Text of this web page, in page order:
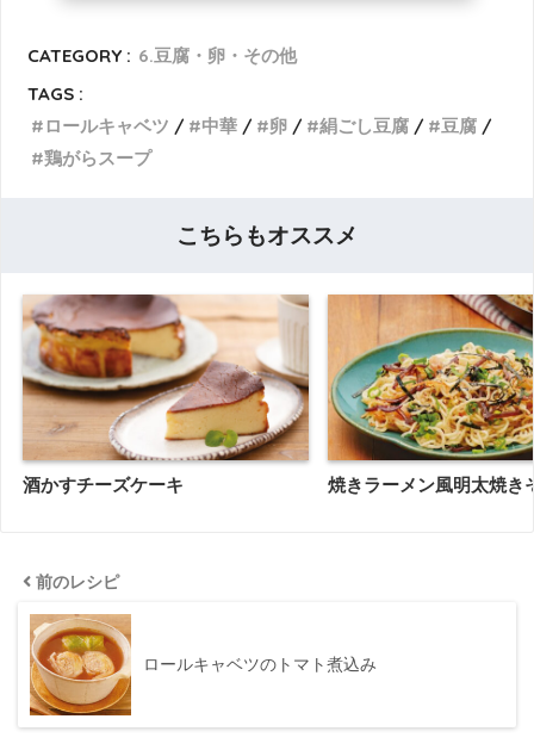
CATEGORY : 6.豆腐・卵・その他
TAGS :
ロールキャベツ
中華 卵 絹ごし豆腐
豆腐
鶏がらスープ
こちらもオススメ
酒かすチーズケーキ 焼きラーメン風明太焼き
前のレシピ
ロールキャベツのトマト煮込み